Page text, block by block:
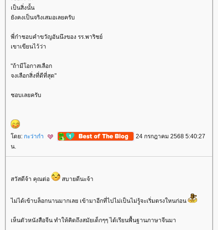
เป็นสิ่งนั้น
ังคงเป็นจริงเสมอเลยครับ
พี่ก๋าชอบคำขวัญอันนึงของ รร.พาริชย์
เขาเขียนไว้ว่า
"ถ้ามีโอกาสเลือก
จงเลือกสิ่งที่ดีที่สุด"
ชอบเลยครับ
ดย: กะว่าก๋า
24 กรกฎาคม 2568 5:40:27
น.
สวัสดีจ้า คุณต่อ สบายดีนะจ้า
ไม่ได้เข้าบล็อกนานมากเลย เข้ามาอีกที่ไปไม่เป็นไม่รู้จะเริ่มตรงใหนก่อน
เห็นตัวหนังสือจีน ทำให้คิดถึงสมัยเด็กๆๆ ได้เรียนพื้นฐานภาษาจีนมา